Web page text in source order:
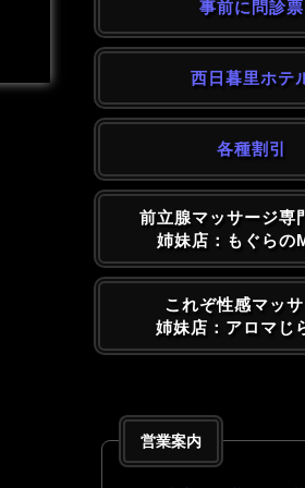
事前に問診票
西日暮里ホテ
各種割引
前立腺マッサージ専
姉妹店：もぐらの
これぞ性感マッ
姉妹店：アロマじ
営業案内